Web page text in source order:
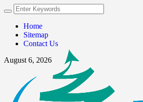
Home
Sitemap
Contact Us
August 6, 2026